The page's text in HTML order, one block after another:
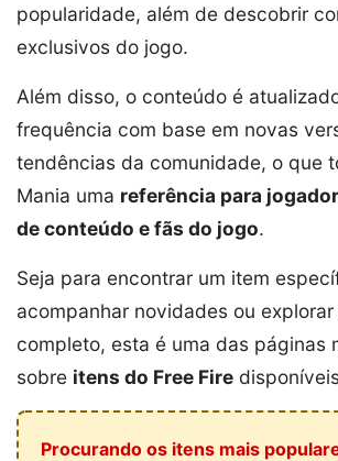
popularidade, além de descobrir
exclusivos do jogo.
Além disso, o conteúdo é
frequência com base em novas
tendências da comunidade, o que
Mania uma referência para
de conteúdo e fãs do jogo.
Seja para encontrar um item
acompanhar novidades ou
completo, esta é uma das páginas
sobre itens do Free Fire
Procurando os itens mais